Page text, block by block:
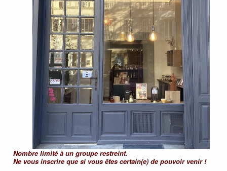
Nombre limité à un groupe restreint.
Ne vous inscrire que si vous êtes certain(e) de pouvoir venir !